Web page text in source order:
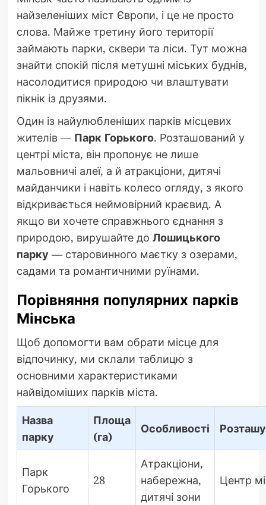
найзеленіших міст Європи, і це не просто
слова. Майже третину його території
займають парки, сквери та ліси. Тут можна
знайти спокій після метушні міських буднів,
насолодитися природою чи влаштувати
пікнік із друзями.
Один із найулюбленіших парків місцевих
жителів — Парк Горького. Розташований у
центрі міста, він пропонує не лише
мальовничі алеї, а й атракціони, дитячі
майданчики і навіть колесо огляду, з якого
відкривається неймовірний краєвид. А
якщо ви хочете справжнього єднання з
природою, вирушайте до Лошицького
парку — старовинного маєтку з озерами,
садами та романтичними руїнами.
Порівняння популярних парків
Мінська
Щоб допомогти вам обрати місце для
відпочинку, ми склали таблицю з
основними характеристиками
найвідоміших парків міста.
Назва
парку
Площа
(га)
Особливості
Парк
Горького
28
Атракціони,
набережна,
дитячі зони
Центр